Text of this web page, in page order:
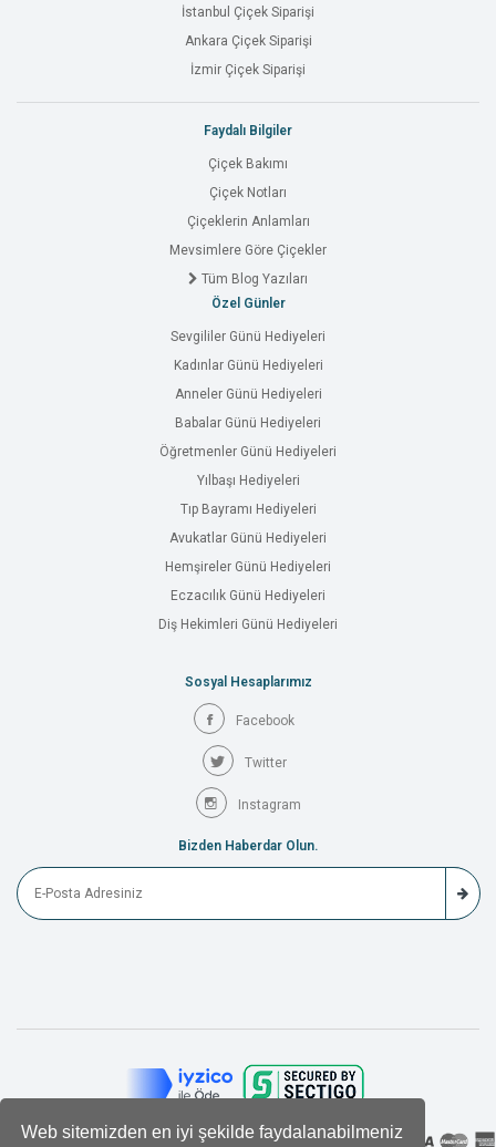
Web sitemizden en iyi şekilde faydalanabilmeniz
İstanbul Çiçek Siparişi
Ankara Çiçek Siparişi
İzmir Çiçek Siparişi
Faydalı Bilgiler
Çiçek Bakımı
Çiçek Notları
Çiçeklerin Anlamları
Mevsimlere Göre Çiçekler
Tüm Blog Yazıları
Özel Günler
Sevgililer Günü Hediyeleri
Kadınlar Günü Hediyeleri
Anneler Günü Hediyeleri
Babalar Günü Hediyeleri
Öğretmenler Günü Hediyeleri
Yılbaşı Hediyeleri
Tıp Bayramı Hediyeleri
Avukatlar Günü Hediyeleri
Hemşireler Günü Hediyeleri
Eczacılık Günü Hediyeleri
Diş Hekimleri Günü Hediyeleri
Sosyal Hesaplarımız
Facebook
Twitter
Instagram
Bizden Haberdar Olun.